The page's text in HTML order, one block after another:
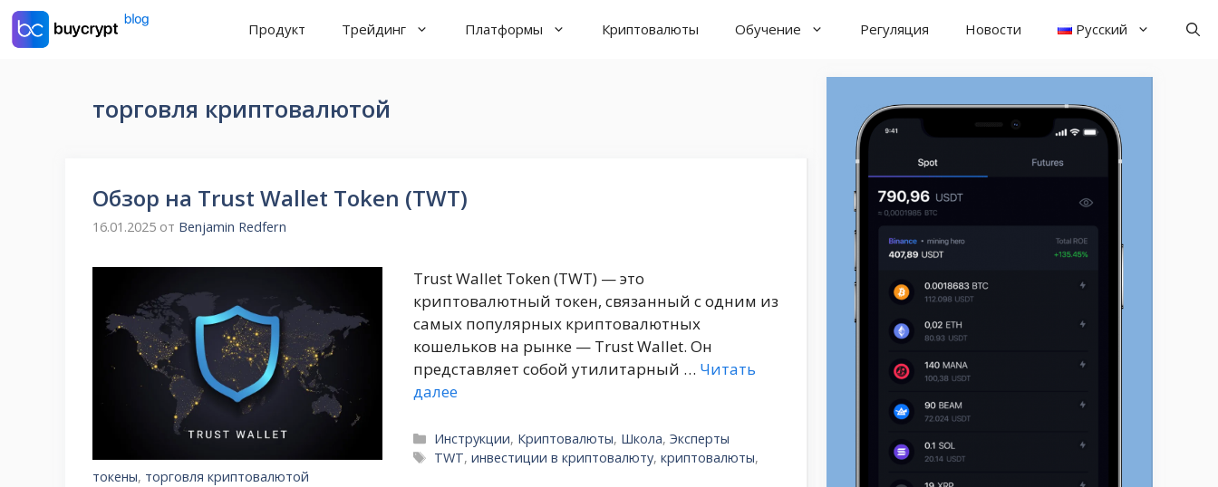
Перейти
Продукт Трейдинг Платформы Криптовалюты Обучение Регуляция Новости Русский
торговля криптовалютой
Обзор на Trust Wallet Token (TWT)
16.01.2025 от Benjamin Redfern
Trust Wallet Token (TWT) — это
криптовалютный токен, связанный с одним из
самых популярных криптовалютных
кошельков на рынке — Trust Wallet. Он
представляет собой утилитарный … Читать
далее
Рубрики
Инструкции, Криптовалюты, Школа,Эксперты
Метки
TWT,инвестиции в криптовалюту,криптовалюты,
токены, торговля криптовалютой